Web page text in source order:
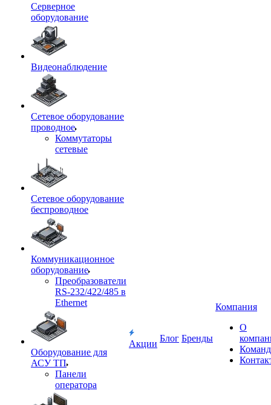
Серверное
оборудование
Видеонаблюдение
Сетевое оборудование
проводное
Коммутаторы
сетевые
Сетевое оборудование
беспроводное
Коммуникационное
оборудование
Преобразователи
RS-232/422/485 в
Ethernet
Оборудование для
АСУ ТП
Панели
оператора
Акции
Блог Бренды
Компания
О